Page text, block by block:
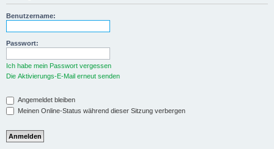
h
Benutzername:
Passwort:
Ich habe mein Passwort vergessen
Die Aktivierungs-E-Mail erneut senden
Angemeldet bleiben
Meinen Online-Status während dieser Sitzung verbergen